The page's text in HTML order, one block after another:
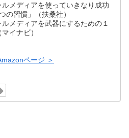
ルメディアを使っていきなり成功
の習慣」（扶桑社）
ルメディアを武器にするための１
イナビ）
ページ ＞